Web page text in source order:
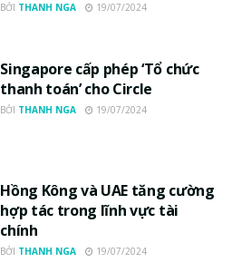
BỞI THANH NGA 19/07/2024
Singapore cấp phép ‘Tổ chức
thanh toán’ cho Circle
BỞI THANH NGA 19/07/2024
Hồng Kông và UAE tăng cường
hợp tác trong lĩnh vực tài
chính
BỞI THANH NGA 19/07/2024